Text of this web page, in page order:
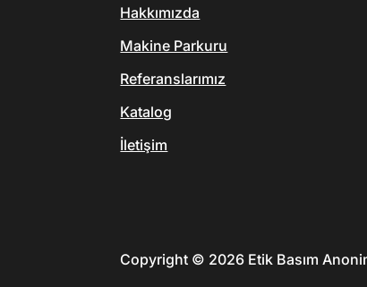
Hakkımızda
Makine Parkuru
Referanslarımız
Katalog
İletişim
Copyright © 2026 Etik Basım